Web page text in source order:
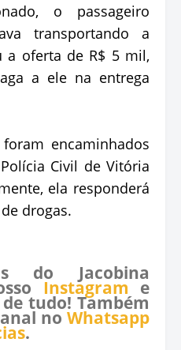
o passageiro
transportando a
a oferta de R$ 5 mil,
a ele na entrega
encaminhados
Civil de Vitória
ela responderá
drogas.
do Jacobina
Instagram e
tudo! Também
no Whatsapp
.